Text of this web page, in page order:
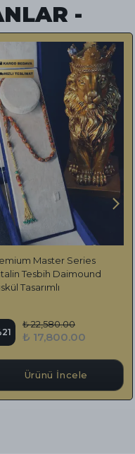
-
Master Series
Tesbih Daimound
Tasarımlı
21
₺ 22,580.00
₺ 17,800.00
Ürünü İncele